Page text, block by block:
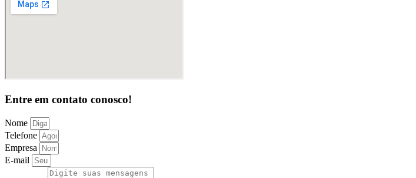
Entre em contato conosco!
Nome
Telefone
Empresa
E-mail